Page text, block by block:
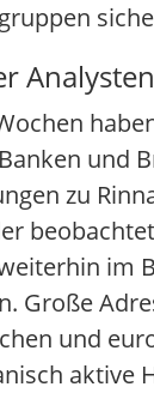
und
zu
im
Große
und
aktive